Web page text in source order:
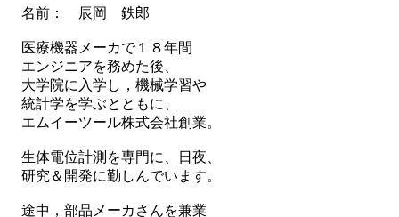
名前： 辰岡 鉄郎
医療機器メーカで１８年間
エンジニアを務めた後、
大学院に入学し，機械学習や
統計学を学ぶとともに、
エムイーツール株式会社創業。
生体電位計測を専門に、日夜、
研究＆開発に勤しんでいます。
途中，部品メーカさんを兼業